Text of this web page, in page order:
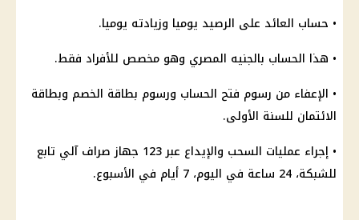
• حساب العائد على الرصيد يوميا وزيادته يوميا.
• هذا الحساب بالجنيه المصري وهو مخصص للأفراد فقط.
• الإعفاء من رسوم فتح الحساب ورسوم بطاقة الخصم وبطاقة
الائتمان للسنة الأولى.
• إجراء عمليات السحب والإيداع عبر 123 جهاز
صراف آلي تابع
للشبكة، 24 ساعة في اليوم، 7 أيام في الأسبوع.